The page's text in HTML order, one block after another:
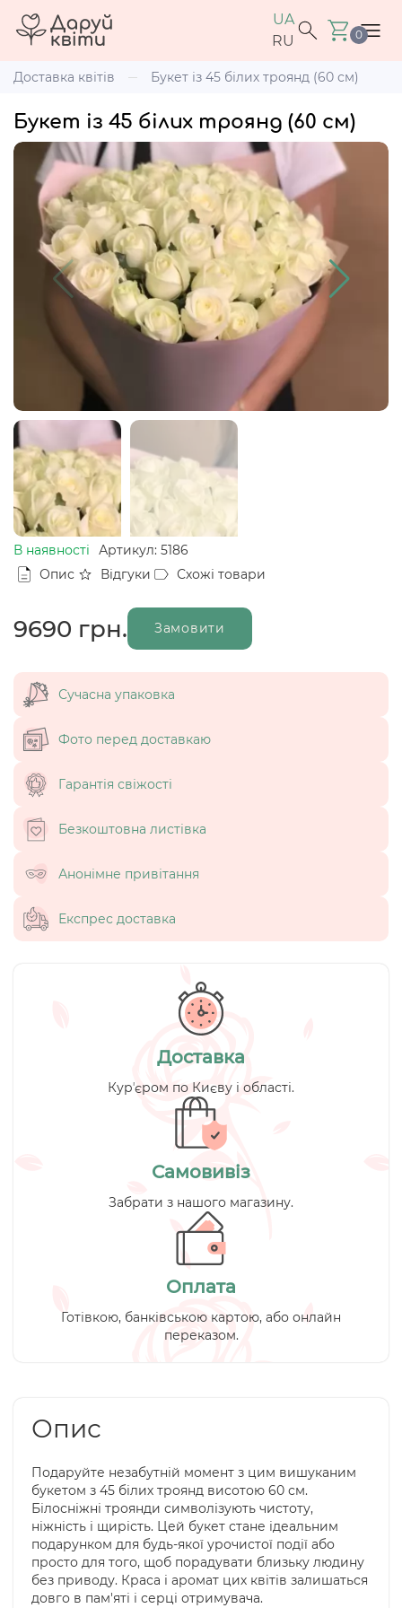
UA
RU
0
Доставка квітів Букет із 45 білих троянд (60 см)
Букет із 45 білих троянд (60 см)
В наявності
Артикул: 5186
Опис
Відгуки Схожі товари
9690 грн. Замовити
Сучасна упаковка
Фото перед доставкаю
Гарантія свіжості
Безкоштовна листівка
Анонімне привітання
Експрес доставка
Доставка
Курʼєром по Києву і області.
Самовивіз
Забрати з нашого магазину.
Оплата
Готівкою, банківською картою, або онлайн
переказом.
Опис
Подаруйте незабутній момент з цим вишуканим
букетом з 45 білих троянд висотою 60 см.
Білосніжні троянди символізують чистоту,
ніжність і щирість. Цей букет стане ідеальним
подарунком для будь-якої урочистої події або
просто для того, щоб порадувати близьку людину
без приводу. Краса і аромат цих квітів залишаться
довго в пам'яті і серці отримувача.